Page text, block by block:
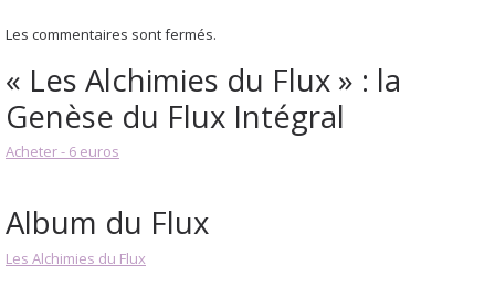
Les commentaires sont fermés.
« Les Alchimies du Flux » : la
Genèse du Flux Intégral
Acheter - 6 euros
Album du Flux
Les Alchimies du Flux